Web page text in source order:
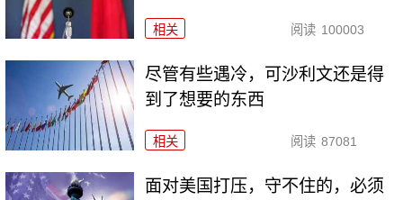
相关 阅读 100003
尽管有些遇冷，可沙利文还是得
到了想要的东西
相关 阅读 87081
面对美国打压，守不住的，必须